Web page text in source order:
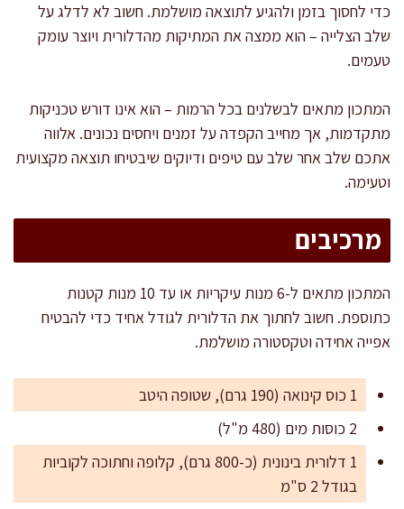
כדי לחסוך בזמן ולהגיע לתוצאה מושלמת. חשוב לא לדלג על
שלב הצלייה – הוא ממצה את המתיקות מהדלורית ויוצר עומק
טעמים.
המתכון מתאים לבשלנים בכל הרמות – הוא אינו דורש טכניקות
מתקדמות, אך מחייב הקפדה על זמנים ויחסים נכונים. אלווה
אתכם שלב אחר שלב עם טיפים ודיוקים שיבטיחו תוצאה מקצועית
וטעימה.
מרכיבים
המתכון מתאים ל-6 מנות עיקריות או עד 10 מנות קטנות
כתוספת. חשוב לחתוך את הדלורית לגודל אחיד כדי להבטיח
אפייה אחידה וטקסטורה מושלמת.
1 כוס קינואה (190 גרם), שטופה היטב
2 כוסות מים (480 מ"ל)
1 דלורית בינונית (כ-800 גרם), קלופה וחתוכה לקוביות
בגודל 2 ס"מ